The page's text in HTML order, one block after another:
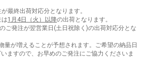
最終出荷対応分となります。
1月4日（火）以降の出荷となります。
ご発注が翌営業日(土日祝除く)の出荷対応分とな
量が増えることが予想されます。ご希望の納品日
ますので、お早めのご発注にご協力くださいま